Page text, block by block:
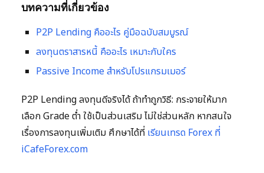
บทความที่เกี่ยวข้อง
P2P Lending คืออะไร คู่มือฉบับสมบูรณ์
ลงทุนตราสารหนี้ คืออะไร เหมาะกับใคร
Passive Income สำหรับโปรแกรมเมอร์
P2P Lending ลงทุนดีจริงได้ ถ้าทำถูกวิธี: กระจายให้มาก
เลือก Grade ต่ำ ใช้เป็นส่วนเสริม ไม่ใช่ส่วนหลัก หากสนใจ
เรื่องการลงทุนเพิ่มเติม ศึกษาได้ที่ เรียนเทรด Forex ที่
iCafeForex.com